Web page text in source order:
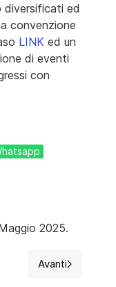
diversificati ed
convenzione
LINK ed un
di eventi
con
2025.
social differenze e
Articolo
Avanti